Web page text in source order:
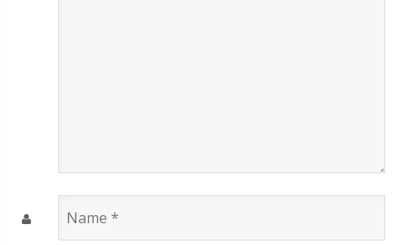
Name